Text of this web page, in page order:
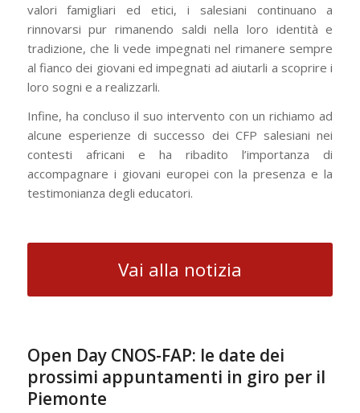
valori famigliari ed etici, i salesiani continuano a
rinnovarsi pur rimanendo saldi nella loro identità e
tradizione, che li vede impegnati nel rimanere sempre
al fianco dei giovani ed impegnati ad aiutarli a scoprire i
loro sogni e a realizzarli.
Infine, ha concluso il suo intervento con un richiamo ad
alcune esperienze di successo dei CFP salesiani nei
contesti africani e ha ribadito l’importanza di
accompagnare i giovani europei con la presenza e la
testimonianza degli educatori.
Vai alla notizia
Open Day CNOS-FAP: le date dei
prossimi appuntamenti in giro per il
Piemonte